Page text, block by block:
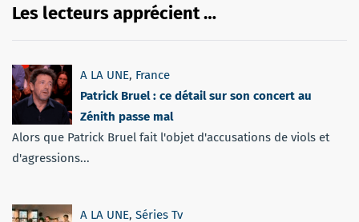
Les lecteurs apprécient …
A LA UNE, France
Patrick Bruel : ce détail sur son concert au
Zénith passe mal
Alors que Patrick Bruel fait l'objet d'accusations de viols et
d'agressions...
A LA UNE, Séries Tv